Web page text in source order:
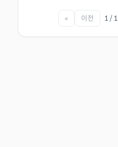
« 이전 1 / 1